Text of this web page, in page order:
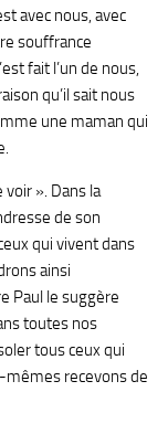
avec nous, avec
souffrance
fait l’un de nous,
qu’il sait nous
une maman qui
». Dans la
de son
qui vivent dans
ainsi
Paul le suggère
toutes nos
tous ceux qui
mêmes recevons de